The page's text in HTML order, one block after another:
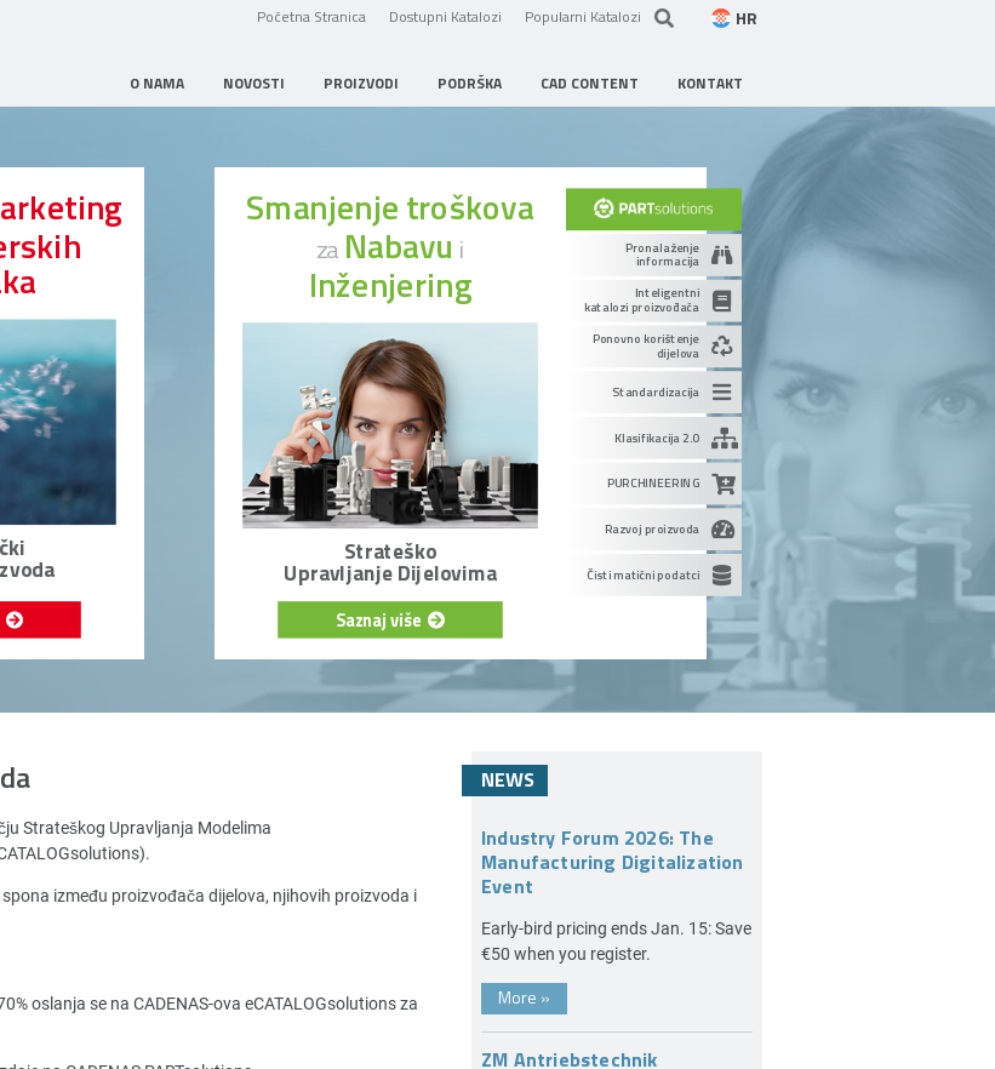
Početna Stranica Dostupni Katalozi Popularni Katalozi HR
O NAMA NOVOSTI PROIZVODI PODRŠKA CAD CONTENT KONTAKT
Pronalaženje
informacija
Inteligentni
katalozi proizvođača
Ponovno korištenje
dijelova
Standardizacija
Klasifikacija 2.0
PURCHINEERING
Razvoj proizvoda
Čisti matični podatci
Smanjenje troškova
za Nabavu i
Inženjering
Strateško
Upravljanje Dijelovima
Saznaj više
Strateškog Upravljanja Modelima
između proizvođača dijelova, njihovih proizvoda i
oslanja se na CADENAS-ova eCATALOGsolutions za
NEWS
Industry Forum 2026: The
Manufacturing Digitalization
Event
Early-bird pricing ends Jan. 15: Save
€50 when you register.
More »
ZM Antriebstechnik